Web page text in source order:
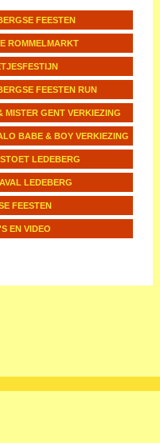
FEESTEN
ROMMELMARKT
FEESTEN RUN
MISTER GENT VERKIEZING
BABE & BOY VERKIEZING
LEDEBERG
LEDEBERG
FEESTEN
EN VIDEO